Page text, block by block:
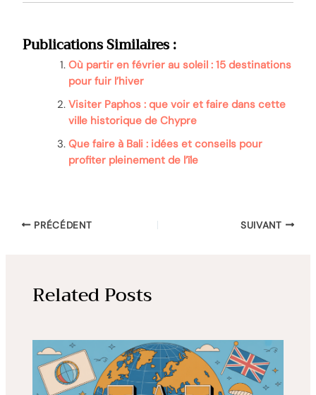
Publications Similaires :
Où partir en février au soleil : 15 destinations
pour fuir l’hiver
Visiter Paphos : que voir et faire dans cette
ville historique de Chypre
Que faire à Bali : idées et conseils pour
profiter pleinement de l’île
PRÉCÉDENT SUIVANT
Related Posts